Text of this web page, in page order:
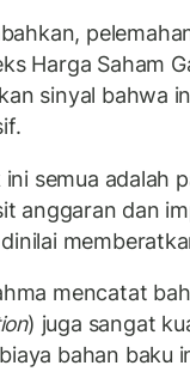
Harga Saham
sinyal bahwa
ini semua adalah
anggaran dan
mencatat
) juga sangat
bahan baku